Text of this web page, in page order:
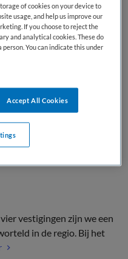
Clinique bij Dijklander
staan enkele
wellicht interessant zijn.
vestigingen zijn we een
in de regio. Bij het
of cookies on your device to
usage, and help us improve our
If you choose to reject the
and analytical cookies. These do
You can indicate this under
Accept All Cookies